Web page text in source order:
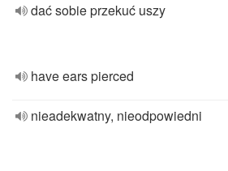
dać sobie przekuć uszy
have ears pierced
nieadekwatny, nieodpowiedni